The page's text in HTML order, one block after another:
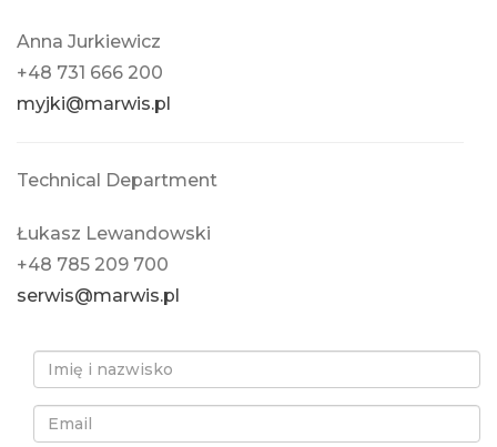
Anna Jurkiewicz
+48 731 666 200
myjki@marwis.pl
Technical Department
Łukasz Lewandowski
+48 785 209 700
serwis@marwis.pl